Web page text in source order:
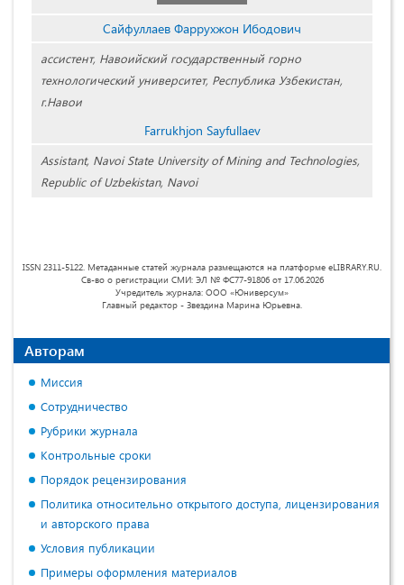
Сайфуллаев Фаррухжон Ибодович
ассистент, Навоийский государственный горно
технологический университет, Республика Узбекистан,
г.Навои
Farrukhjon Sayfullaev
Assistant, Navoi State University of Mining and Technologies,
Republic of Uzbekistan, Navoi
ISSN 2311-5122. Метаданные статей журнала размещаются на платформе eLIBRARY.RU.
Св-во о регистрации СМИ: ЭЛ № ФС77-91806 от 17.06.2026
Учредитель журнала: ООО «Юниверсум»
Главный редактор - Звездина Марина Юрьевна.
Авторам
Миссия
Сотрудничество
Рубрики журнала
Контрольные сроки
Порядок рецензирования
Политика относительно открытого доступа, лицензирования
и авторского права
Условия публикации
Примеры оформления материалов